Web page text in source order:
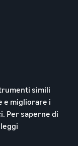
simili
e migliorare i
Per saperne di